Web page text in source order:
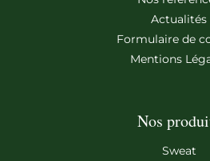
Actualités
Formulaire de
Mentions
Nos
Sweat